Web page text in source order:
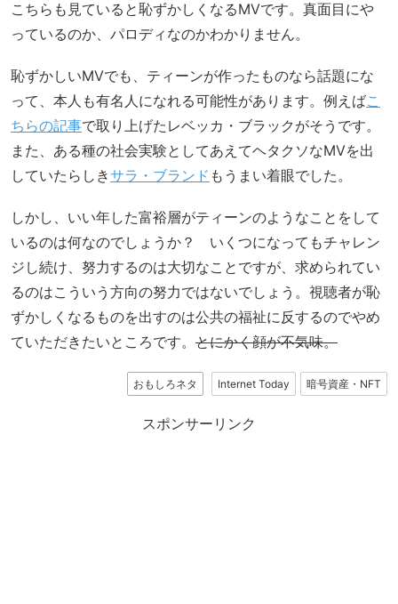
こちらも見ていると恥ずかしくなるMVです。真面目にや
っているのか、パロディなのかわかりません。
恥ずかしいMVでも、ティーンが作ったものなら話題にな
って、本人も有名人になれる可能性があります。例えばこ
ちらの記事で取り上げたレベッカ・ブラックがそうです。
また、ある種の社会実験としてあえてヘタクソなMVを出
していたらしきサラ・ブランド もうまい着眼でした。
しかし、いい年した富裕層がティーンのようなことをして
いるのは何なのでしょうか？ いくつになってもチャレン
ジし続け、努力するのは大切なことですが、求められてい
るのはこういう方向の努力ではないでしょう。視聴者が恥
ずかしくなるものを出すのは公共の福祉に反するのでやめ
ていただきたいところです。 とにかく顔が不気味。
おもしろネタ Internet Today 暗号資産・NFT
スポンサーリンク